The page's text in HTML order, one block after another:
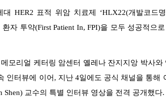
HER2 표적 위암 치료제 ‘HLX22(개발코드
자 투약(First Patient In, FPI)을 모두 성공적으
모리얼 케터링 암센터 옐레나 잔지지앙 박사
터뷰에 이어, 지난 4일에도 공식 채널을 통해
교수의 특별 인터뷰 영상을 전격 공개했다.